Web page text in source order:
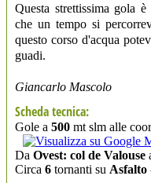
Questa strettissima gola
che un tempo si
questo corso d'acqua
guadi.
Giancarlo Mascolo
Scheda tecnica:
Gole a 500 mt slm alle
Da Ovest: col de Valouse
Circa 6 tornanti su Asfalto